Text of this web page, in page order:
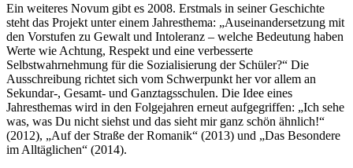
Ein weiteres Novum gibt es 2008. Erstmals in seiner Geschichte
steht das Projekt unter einem Jahresthema: „Auseinandersetzung mit
den Vorstufen zu Gewalt und Intoleranz – welche Bedeutung haben
Werte wie Achtung, Respekt und eine verbesserte
Selbstwahrnehmung für die Sozialisierung der Schüler?“ Die
Ausschreibung richtet sich vom Schwerpunkt her vor allem an
Sekundar-, Gesamt- und Ganztagsschulen. Die Idee eines
Jahresthemas wird in den Folgejahren erneut aufgegriffen: „Ich sehe
was, was Du nicht siehst und das sieht mir ganz schön ähnlich!“
(2012), „Auf der Straße der Romanik“ (2013) und „Das Besondere
im Alltäglichen“ (2014).